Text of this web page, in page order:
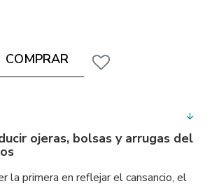
COMPRAR
ojeras, bolsas y arrugas del
la primera en reflejar el cansancio, el